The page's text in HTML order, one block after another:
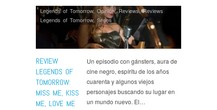
REVIEW
LEGENDS OF
TOMORROW:
MISS ME, KISS
ME, LOVE ME
Legends of Tomorrow, Opinión,Reviews,Reviews
Legends of Tomorrow,Series
Un episodio con gánsters, aura de
cine negro, espíritu de los años
cuarenta y algunos viejos
personajes buscando su lugar en
un mundo nuevo. El…